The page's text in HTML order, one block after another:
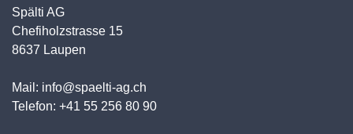
Spälti AG
Chefiholzstrasse 15
8637 Laupen
Mail: info@spaelti-ag.ch
Telefon: +41 55 256 80 90